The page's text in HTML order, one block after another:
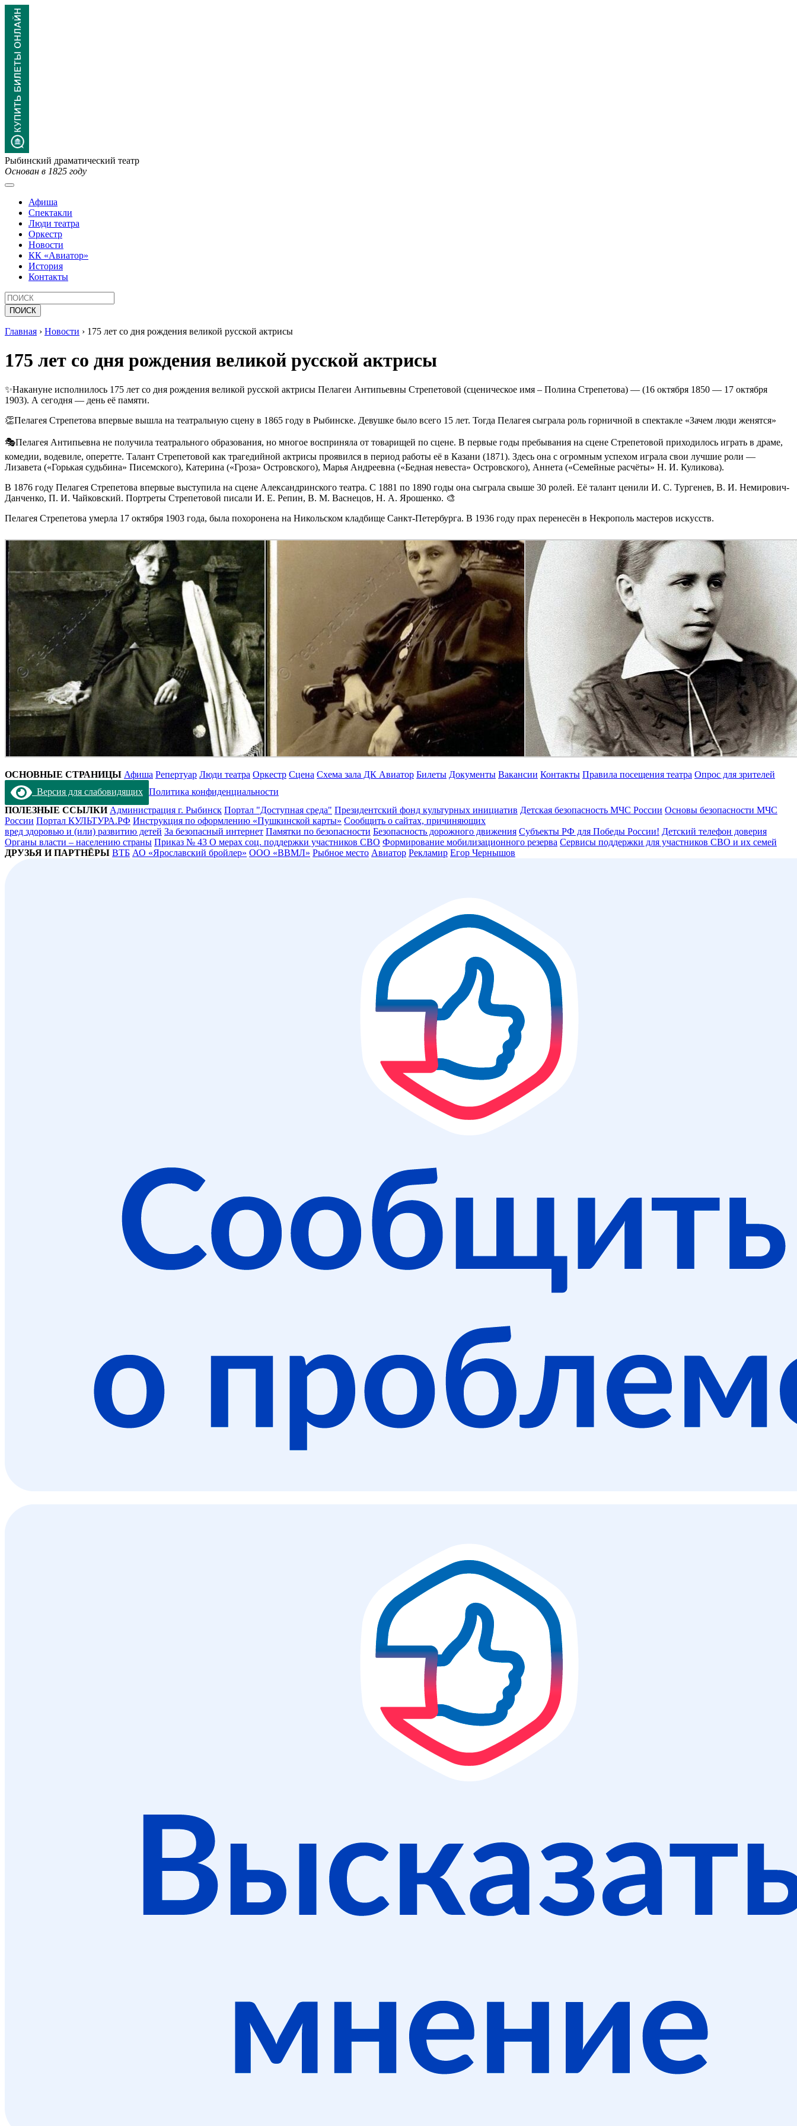
Рыбинский драматический театр
Основан в 1825 году
Афиша
Спектакли
Люди театра
Оркестр
Новости
КК «Авиатор»
История
Контакты
Главная › Новости › 175 лет со дня рождения великой русской актрисы
175 лет со дня рождения великой русской актрисы
✨Накануне исполнилось 175 лет со дня рождения великой русской актрисы Пелагеи Антипьевны Стрепетовой (сценическое имя – Полина Стрепетова) — (16 октября 1850 — 17 октября
1903). А сегодня — день её памяти.
👏Пелагея Стрепетова впервые вышла на театральную сцену в 1865 году в Рыбинске. Девушке было всего 15 лет. Тогда Пелагея сыграла роль горничной в спектакле «Зачем люди женятся»
🎭Пелагея Антипьевна не получила театрального образования, но многое восприняла от товарищей по сцене. В первые годы пребывания на сцене Стрепетовой приходилось играть в драме,
комедии, водевиле, оперетте. Талант Стрепетовой как трагедийной актрисы проявился в период работы её в Казани (1871). Здесь она с огромным успехом играла свои лучшие роли —
Лизавета («Горькая судьбина» Писемского), Катерина («Гроза» Островского), Марья Андреевна («Бедная невеста» Островского), Аннета («Семейные расчёты» Н. И. Куликова).
В 1876 году Пелагея Стрепетова впервые выступила на сцене Александринского театра. С 1881 по 1890 годы она сыграла свыше 30 ролей. Её талант ценили И. С. Тургенев, В. И. Немирович-
Данченко, П. И. Чайковский. Портреты Стрепетовой писали И. Е. Репин, В. М. Васнецов, Н. А. Ярошенко. 🎨
Пелагея Стрепетова умерла 17 октября 1903 года, была похоронена на Никольском кладбище Санкт-Петербурга. В 1936 году прах перенесён в Некрополь мастеров искусств.
ОСНОВНЫЕ СТРАНИЦЫ Афиша Репертуар Люди театра Оркестр Сцена Схема зала ДК Авиатор Билеты Документы Вакансии Контакты Правила посещения театра Опрос для зрителей
Версия для слабовидящих Политика конфиденциальности
ПОЛЕЗНЫЕ ССЫЛКИ Администрация г. Рыбинск Портал "Доступная среда" Президентский фонд культурных инициатив Детская безопасность МЧС России Основы безопасности МЧС
России Портал КУЛЬТУРА.РФ Инструкция по оформлению «Пушкинской карты» Сообщить о сайтах, причиняющих
вред здоровью и (или) развитию детей За безопасный интернет Памятки по безопасности Безопасность дорожного движения Субъекты РФ для Победы России! Детский телефон доверия
Органы власти – населению страны Приказ № 43 О мерах соц. поддержки участников СВО Формирование мобилизационного резерва Сервисы поддержки для участников СВО и их семей
ДРУЗЬЯ И ПАРТНЁРЫ ВТБ АО «Ярославский бройлер» ООО «ВВМЛ» Рыбное место Авиатор Рекламир Егор Чернышов